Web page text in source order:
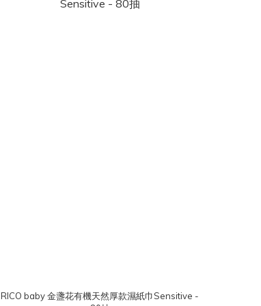
RICO baby 金盞花有機天然厚款濕紙巾Sensitive -